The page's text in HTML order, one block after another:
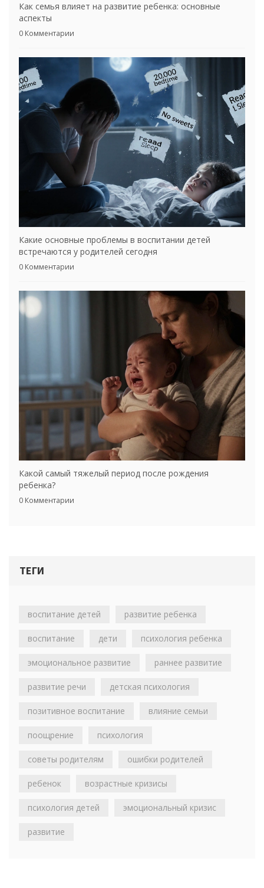
Как семья влияет на развитие ребенка: основные
аспекты
0 Комментарии
Какие основные проблемы в воспитании детей
встречаются у родителей сегодня
0 Комментарии
Какой самый тяжелый период после рождения
ребенка?
0 Комментарии
ТЕГИ
воспитание детей развитие ребенка
воспитание дети психология ребенка
эмоциональное развитие раннее развитие
развитие речи детская психология
позитивное воспитание влияние семьи
поощрение психология
советы родителям ошибки родителей
ребенок возрастные кризисы
психология детей эмоциональный кризис
развитие